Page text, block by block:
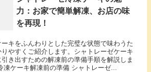
力：お家で簡単解凍、お店の味
を再現！
キをふんわりとした完璧な状態で味わうた
やすくご紹介します。シャトレーゼケーキ
き出すための解凍前の準備手順を解説しま
ケーキ解凍前の準備 シャトレーゼ...